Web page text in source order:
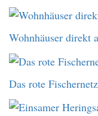
Wohnhäuser direkt
Das rote Fischernetz